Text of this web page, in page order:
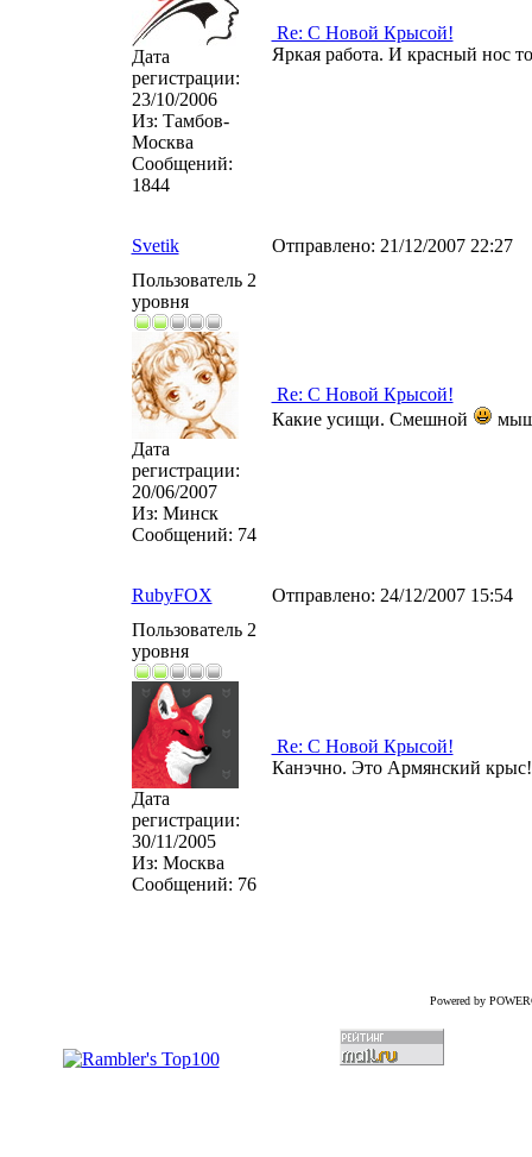
Дата
регистрации:
23/10/2006
Из: Тамбов-
Москва
Сообщений:
1844
Re: С Новой Крысой!
Яркая работа. И красный нос
Svetik Отправлено: 21/12/2007 22:27
Пользователь 2
уровня
Дата
регистрации:
20/06/2007
Из: Минск
Сообщений: 74
Re: С Новой Крысой!
Какие усищи. Смешной
RubyFOX Отправлено: 24/12/2007 15:54
Пользователь 2
уровня
Дата
регистрации:
30/11/2005
Из: Москва
Сообщений: 76
Re: С Новой Крысой!
Канэчно. Это Армянский крыс!
Powered by